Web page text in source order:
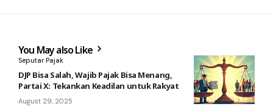
You May also Like
Seputar Pajak
DJP Bisa Salah, Wajib Pajak Bisa Menang,
Partai X: Tekankan Keadilan untuk Rakyat
August 29, 2025